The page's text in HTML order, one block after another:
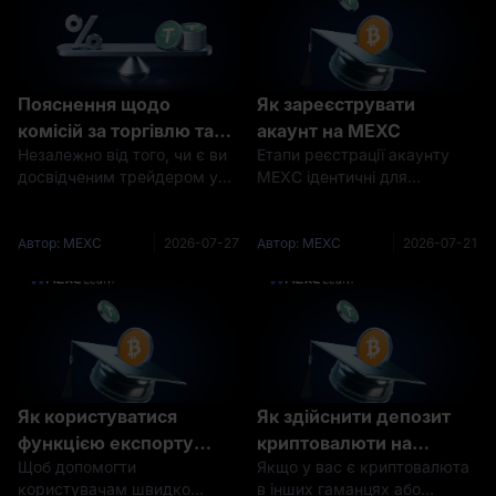
Пояснення щодо
комісій за торгівлю та
ставок фінансування
MEXC: найновіший
спотової та ф'ючерсної
Незалежно від того, чи є ви
досвідченим трейдером у
діяльність, розуміння
надзвичайно важливим для
орієнтування на ринку та
Автор: MEXC 2026-07-27
Як зареєструвати
акаунт на MEXC
Етапи реєстрації акаунту
MEXC ідентичні для
продемонструємо цей
інтерфейсу iOS.Відкрийте
ваш застосунок MEXC. Для
нових користувачів пер
Автор: MEXC 2026-07-21
Як користуватися
функцією експорту
даних акаунту MEXC
Щоб допомогти
користувачам швидко
Як здійснити депозит
криптовалюти на
платформу MEXC
Якщо у вас є криптовалюта
в інших гаманцях або